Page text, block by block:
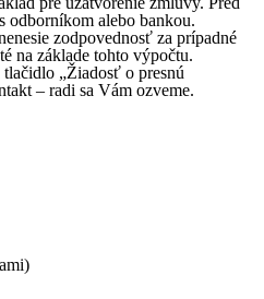
odborníkom alebo bankou.
zodpovednosť za prípadné
na základe tohto výpočtu.
„Žiadosť o presnú
– radi sa Vám ozveme.